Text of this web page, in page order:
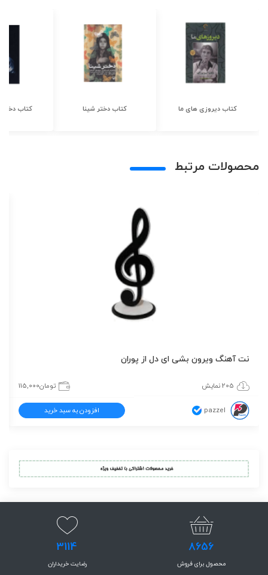
کتاب دیروزی های ما کتاب دختر شینا کتاب دختر
محصولات مرتبط
نت آهنگ ویرون بشی ای دل از پوران
205 نمایش تومان115,000
pazzel افزودن به سبد خرید
8656
محصول برای فروش
3114
رضایت خریداران